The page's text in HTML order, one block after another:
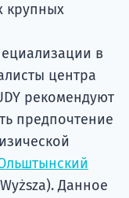
крупных
в
центра
рекомендуют
предпочтение
Данное